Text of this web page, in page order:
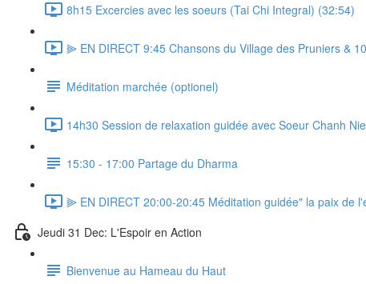
8h15 Excercies avec les soeurs (Tai Chi Integral) (32:54)
⫸ EN DIRECT 9:45 Chansons du Village des Pruniers &
Méditation marchée (optionel)
14h30 Session de relaxation guidée avec Soeur Chanh
15:30 - 17:00 Partage du Dharma
⫸ EN DIRECT 20:00-20:45 Méditation guidée" la paix de
Jeudi 31 Dec: L'Espoir en Action
Bienvenue au Hameau du Haut